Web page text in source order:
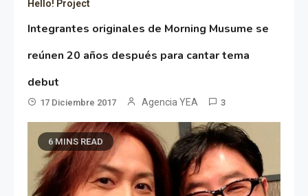
Hello! Project
Integrantes originales de Morning Musume se
reúnen 20 años después para cantar tema
debut
17 Diciembre 2017 Agencia YEA 3
6 MINS READ